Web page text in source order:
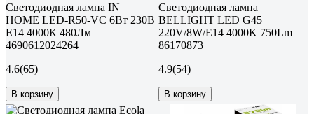
Светодиодная лампа IN
HOME LED-R50-VC 6Вт 230В
Е14 4000К 480Лм
4690612024264
4.6(65)
В корзину
Светодиодная лампа
BELLIGHT LED G45
220V/8W/E14 4000K 750Lm
86170873
4.9(54)
В корзину